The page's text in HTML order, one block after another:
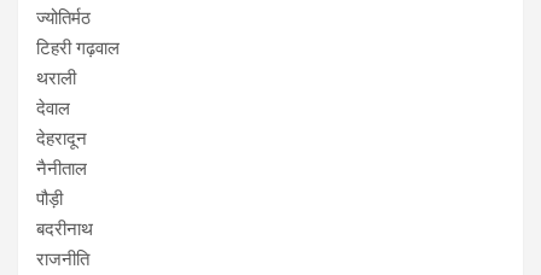
ज्योतिर्मठ
टिहरी गढ़वाल
थराली
देवाल
देहरादून
नैनीताल
पौड़ी
बदरीनाथ
राजनीति